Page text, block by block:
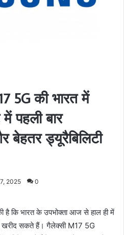
5G की भारत में
पहली बार
ड्यूरैबिलिटी
2025 0
है कि भारत के उपभोक्ता आज से हाल ही में
खरीद सकते हैं। गैलेक्सी M17 5G